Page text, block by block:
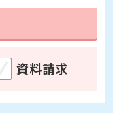
資料請求